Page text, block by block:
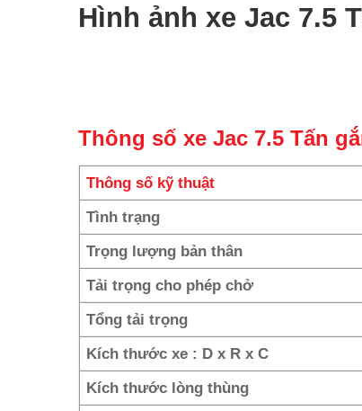
Hình ảnh xe Jac 7.5
Thông số xe Jac 7.5 Tấn
Thông số kỹ thuật
Tình trạng
Trọng lượng bản thân
Tải trọng cho phép chở
Tổng tải trọng
Kích thước xe : D x R x C
Kích thước lòng thùng